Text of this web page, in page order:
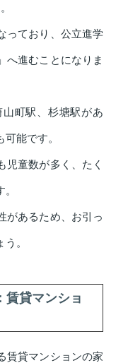
っており、公立進学
へ進むことになりま
町駅、杉塘駅があ
能です。
児童数が多く、たく
があるため、お引っ
。
賃貸マンショ
賃貸マンションの家